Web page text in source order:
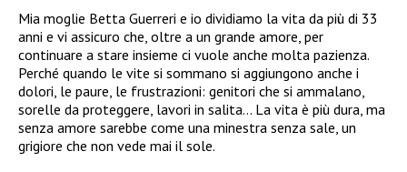
Mia moglie Betta Guerreri e io dividiamo la vita da più di 33
anni e vi assicuro che, oltre a un grande amore, per
continuare a stare insieme ci vuole anche molta pazienza.
Perché quando le vite si sommano si aggiungono anche i
dolori, le paure, le frustrazioni: genitori che si ammalano,
sorelle da proteggere, lavori in salita… La vita è più dura, ma
senza amore sarebbe come una minestra senza sale, un
grigiore che non vede mai il sole.